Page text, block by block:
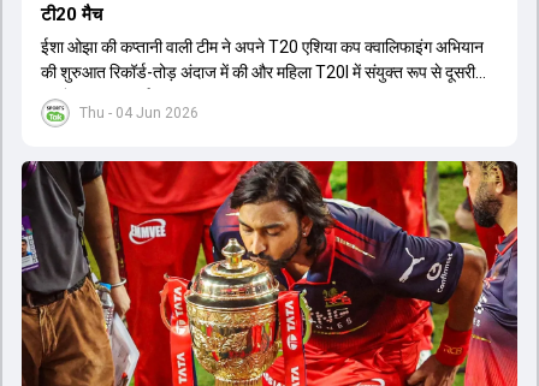
Thu - 04 Jun 2026
टी20 मैच
ईशा ओझा की कप्तानी वाली टीम ने अपने T20 एशिया कप क्वालिफाइंग अभियान
की शुरुआत रिकॉर्ड-तोड़ अंदाज में की और महिला T20I में संयुक्त रूप से दूसरी
सबसे बड़ी जीत दर्ज की.